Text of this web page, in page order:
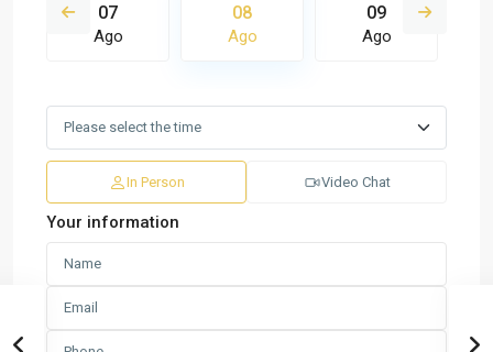
07
Ago
08
Ago
09
Ago
In Person Video Chat
Your information